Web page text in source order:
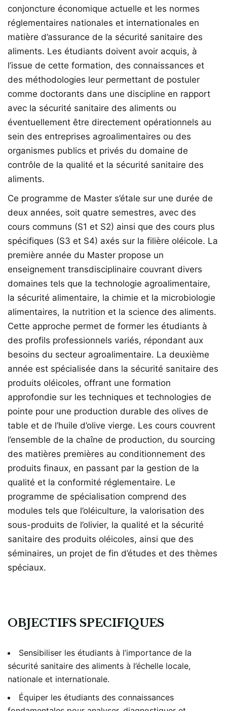
conjoncture économique actuelle et les normes
réglementaires nationales et internationales en
matière d’assurance de la sécurité sanitaire des
aliments. Les étudiants doivent avoir acquis, à
l’issue de cette formation, des connaissances et
des méthodologies leur permettant de postuler
comme doctorants dans une discipline en rapport
avec la sécurité sanitaire des aliments ou
éventuellement être directement opérationnels au
sein des entreprises agroalimentaires ou des
organismes publics et privés du domaine de
contrôle de la qualité et la sécurité sanitaire des
aliments.
Ce programme de Master s’étale sur une durée de
deux années, soit quatre semestres, avec des
cours communs (S1 et S2) ainsi que des cours plus
spécifiques (S3 et S4) axés sur la filière oléicole. La
première année du Master propose un
enseignement transdisciplinaire couvrant divers
domaines tels que la technologie agroalimentaire,
la sécurité alimentaire, la chimie et la microbiologie
alimentaires, la nutrition et la science des aliments.
Cette approche permet de former les étudiants à
des profils professionnels variés, répondant aux
besoins du secteur agroalimentaire. La deuxième
année est spécialisée dans la sécurité sanitaire des
produits oléicoles, offrant une formation
approfondie sur les techniques et technologies de
pointe pour une production durable des olives de
table et de l’huile d’olive vierge. Les cours couvrent
l’ensemble de la chaîne de production, du sourcing
des matières premières au conditionnement des
produits finaux, en passant par la gestion de la
qualité et la conformité réglementaire. Le
programme de spécialisation comprend des
modules tels que l’oléiculture, la valorisation des
sous-produits de l’olivier, la qualité et la sécurité
sanitaire des produits oléicoles, ainsi que des
séminaires, un projet de fin d’études et des thèmes
spéciaux.
OBJECTIFS SPECIFIQUES
Sensibiliser les étudiants à l’importance de la
sécurité sanitaire des aliments à l’échelle locale,
nationale et internationale.
Équiper les étudiants des connaissances